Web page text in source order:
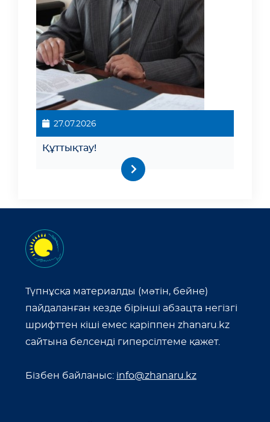
27.07.2026
Құттықтау!
Түпнұсқа материалды (мәтін, бейне)
пайдаланған кезде бірінші абзацта негізгі
шрифттен кіші емес қаріппен zhanaru.kz
сайтына белсенді гиперсілтеме қажет.
Бізбен байланыс: info@zhanaru.kz